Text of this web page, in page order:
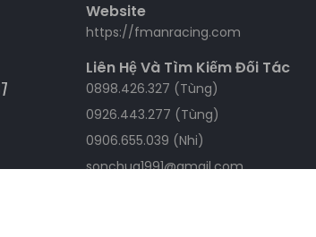
Website
https://fmanracing.com
Liên Hệ Và Tìm Kiếm Đối Tác
0898.426.327 (Tùng)
0926.443.277 (Tùng)
0906.655.039 (Nhi)
sonchua1991@gmail.com